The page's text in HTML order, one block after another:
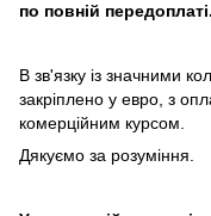
по повній передоплаті.
В зв'язку із значними
закріплено у евро, з
комерційним курсом.
Дякуємо за розуміння.